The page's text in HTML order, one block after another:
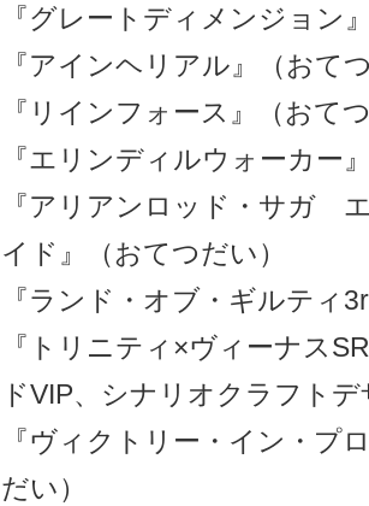
『グレートディメンジョン
『アインヘリアル』（おて
『リインフォース』（おて
『エリンディルウォーカー
『アリアンロッド・サガ
イド』（おてつだい）
『ランド・オブ・ギルティ
『トリニティ×ヴィーナス
ドVIP、シナリオクラフト
『ヴィクトリー・イン・プ
だい）